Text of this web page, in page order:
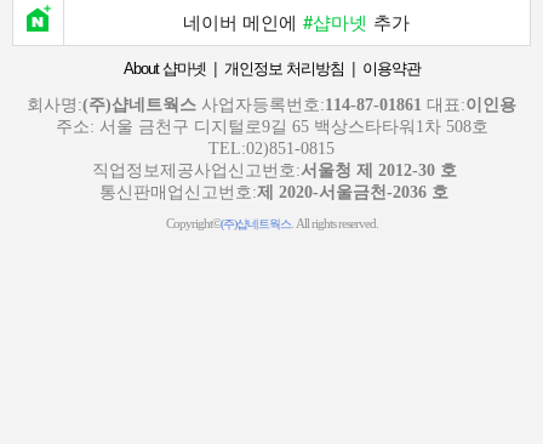
네이버 메인에 #샵마넷 추가
About 샵마넷 | 개인정보 처리방침 | 이용약관
회사명:(주)샵네트웍스 사업자등록번호:114-87-01861 대표:이인용
주소: 서울 금천구 디지털로9길 65 백상스타타워1차 508호
TEL:02)851-0815
직업정보제공사업신고번호:서울청 제 2012-30 호
통신판매업신고번호:제 2020-서울금천-2036 호
Copyright©(주)샵네트웍스. All rights reserved.